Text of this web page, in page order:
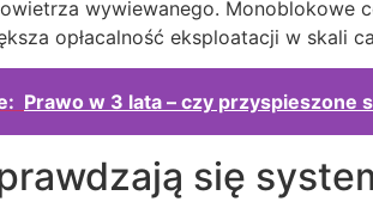
wywiewanego.
opłacalność eksploatacji w skali
Prawo w 3 lata – czy przyspieszone
się